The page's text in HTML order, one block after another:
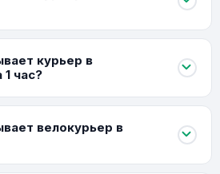
курьер в
час?
велокурьер в